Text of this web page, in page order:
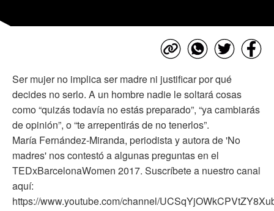
Ser mujer no implica ser madre ni justificar por qué
decides no serlo. A un hombre nadie le soltará cosas
como “quizás todavía no estás preparado”, “ya cambiarás
de opinión”, o “te arrepentirás de no tenerlos”.
María Fernández-Miranda, periodista y autora de 'No
madres' nos contestó a algunas preguntas en el
TEDxBarcelonaWomen 2017. Suscríbete a nuestro canal
aquí:
https://www.youtube.com/channel/